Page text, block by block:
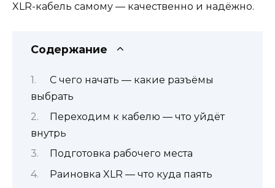
XLR-кабель самому — качественно и надёжно.
Содержание
С чего начать — какие разъёмы
выбрать
Переходим к кабелю — что уйдёт
внутрь
Подготовка рабочего места
Раиновка XLR — что куда паять